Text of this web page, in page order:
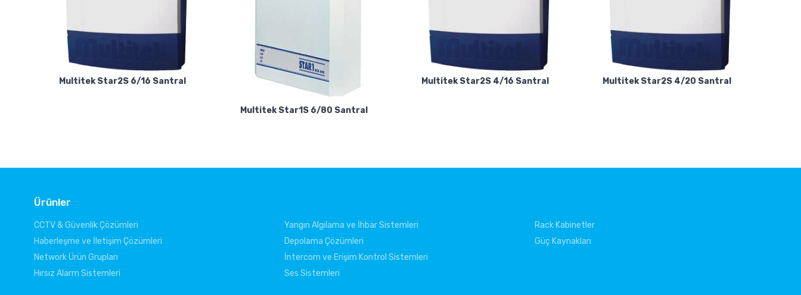
Multitek Star2S 6/16 Santral
Multitek Star1S 6/80 Santral
Multitek Star2S 4/16 Santral Multitek Star2S 4/20 Santral
Ürünler
CCTV & Güvenlik Çözümleri
Haberleşme ve İletişim Çözümleri
Network Ürün Grupları
Hırsız Alarm Sistemleri
Yangın Algılama ve İhbar Sistemleri
Depolama Çözümleri
İntercom ve Erişim Kontrol Sistemleri
Ses Sistemleri
Rack Kabinetler
Güç Kaynakları